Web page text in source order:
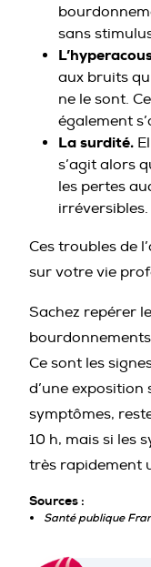
sans
aux bruits
ne le sont.
également
La surdité.
s’agit alors
les pertes
irréversibles.
Ces troubles de
sur votre vie
Sachez repérer
Ce sont les
d’une exposition
symptômes,
10 h, mais si les
très rapidement
Sources :
Santé publique